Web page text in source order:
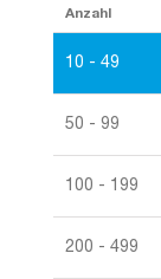
Anzahl
10 - 49
50 - 99
100 - 199
200 - 499